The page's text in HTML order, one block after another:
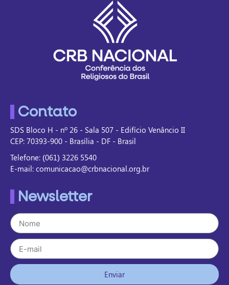
Contato
SDS Bloco H - nº 26 - Sala 507 - Edifício Venâncio II
CEP: 70393-900 - Brasília - DF - Brasil
Telefone: (061) 3226 5540
E-mail: comunicacao@crbnacional.org.br
Newsletter
Enviar